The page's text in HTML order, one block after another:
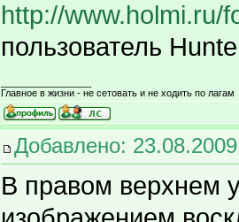
http://www.holmi.ru/
пользователь
Главное в жизни - не сетовать и не ходить по лагам
Добавлено:
В правом верхнем